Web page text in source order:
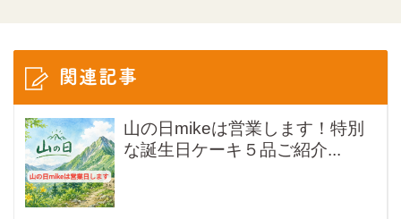
関連記事
山の日mikeは営業します！特別
な誕生日ケーキ５品ご紹介...